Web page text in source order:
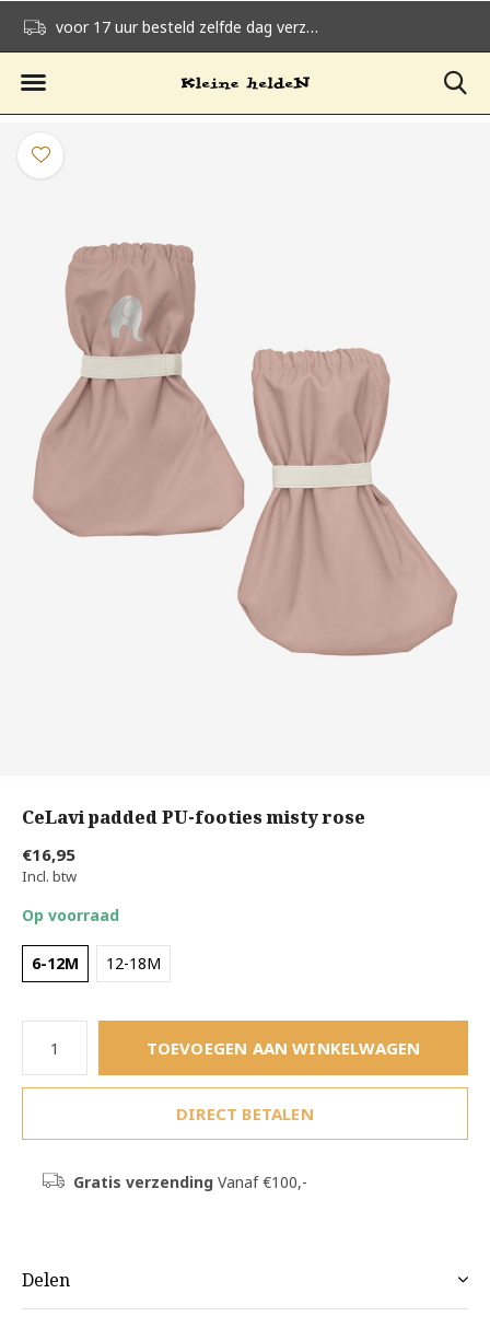
voor 17 uur besteld zelfde dag verzonden
CeLavi padded PU-footies misty rose
€16,95
Incl. btw
Op voorraad
6-12M 12-18M
TOEVOEGEN AAN WINKELWAGEN
DIRECT BETALEN
Gratis verzendingVanaf €100,-
Delen